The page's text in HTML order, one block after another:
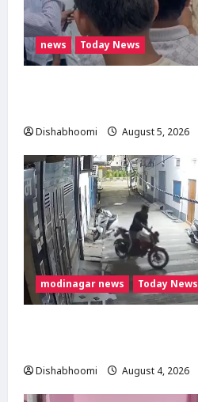
news Today News
Dishabhoomi August 5, 2026
modinagar news Today News
Dishabhoomi August 4, 2026